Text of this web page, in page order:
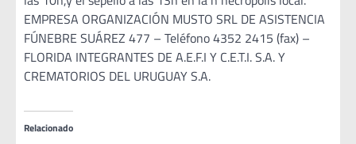
EMPRESA ORGANIZACIÓN MUSTO SRL DE ASISTENCIA
FÚNEBRE SUÁREZ 477 – Teléfono 4352 2415 (fax) –
FLORIDA INTEGRANTES DE A.E.F.I Y C.E.T.I. S.A. Y
CREMATORIOS DEL URUGUAY S.A.
Relacionado